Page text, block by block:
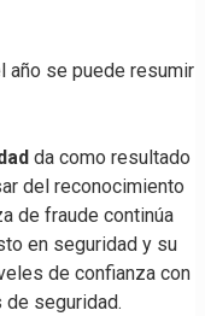
año se puede resumir
da como resultado
del reconocimiento
de fraude continúa
en seguridad y su
de confianza con
seguridad.